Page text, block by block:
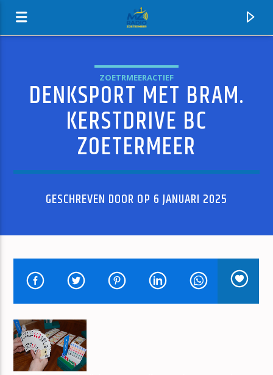
MZ-RADIO
HUIDIG NUMMER
BONT
JAN BERG
ZOETRMEERACTIEF
DENKSPORT MET BRAM.
KERSTDRIVE BC
ZOETERMEER
GESCHREVEN DOOR OP 6 JANUARI 2025